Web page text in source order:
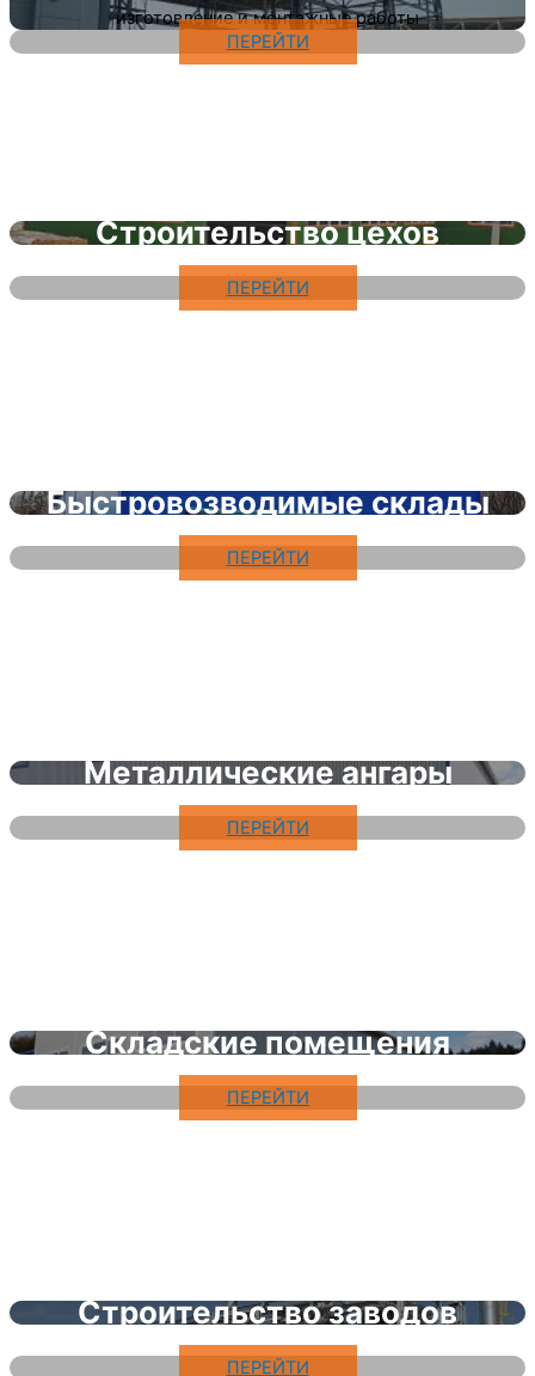
изготовление и монтажные работы
ПЕРЕЙТИ
Строительство цехов
ПЕРЕЙТИ
Быстровозводимые склады
ПЕРЕЙТИ
Металлические ангары
ПЕРЕЙТИ
Складские помещения
ПЕРЕЙТИ
Строительство заводов
ПЕРЕЙТИ